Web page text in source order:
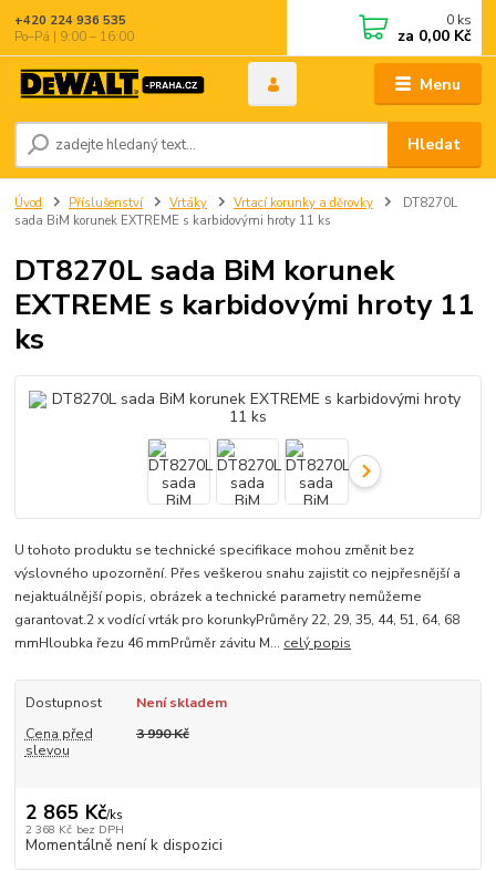
Menu
Hledat
+420 224 936 535
Po–Pá | 9:00 – 16:00
0 ks
za 0,00 Kč
Úvod Příslušenství Vrtáky Vrtací korunky a děrovky
DT8270L
sada BiM korunek EXTREME s karbidovými hroty 11 ks
DT8270L sada BiM korunek
EXTREME s karbidovými hroty 11
ks
U tohoto produktu se technické specifikace mohou změnit bez
výslovného upozornění. Přes veškerou snahu zajistit co nejpřesnější a
nejaktuálnější popis, obrázek a technické parametry nemůžeme
garantovat.2 x vodící vrták pro korunkyPrůměry 22, 29, 35, 44, 51, 64, 68
mmHloubka řezu 46 mmPrůměr závitu M... celý popis
Dostupnost
Není skladem
Cena před
slevou
3 990 Kč
2 865 Kč/ks
2 368 Kč bez DPH
Momentálně není k dispozici